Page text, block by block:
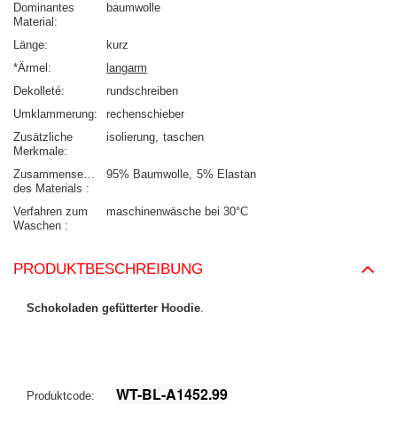
Dominantes
Material
baumwolle
Länge
kurz
*Ärmel
langarm
Dekolleté
rundschreiben
Umklammerung
rechenschieber
Zusätzliche
Merkmale
isolierung taschen
Zusammensetzung
des Materials
95% Baumwolle 5% Elastan
Verfahren zum
Waschen
maschinenwäsche bei 30°C
PRODUKTBESCHREIBUNG
Schokoladen gefütterter Hoodie.
Produktcode: WT-BL-A1452.99